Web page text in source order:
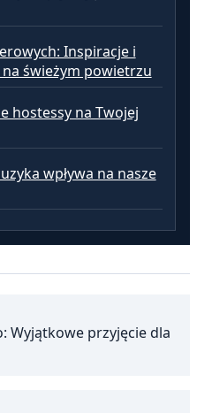
Inspiracje i
świeżym powietrzu
hostessy na Twojej
wpływa na nasze
Wyjątkowe przyjęcie dla